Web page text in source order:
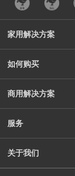
家用解决方案
如何购买
商用解决方案
服务
关于我们